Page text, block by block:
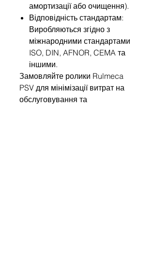
амортизації або очищення).
Відповідність стандартам:
Виробляються згідно з
міжнародними стандартами
ISO, DIN, AFNOR, CEMA та
іншими.
Замовляйте ролики Rulmeca
PSV для мінімізації витрат на
обслуговування та